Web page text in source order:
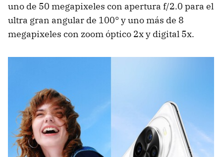
uno de 50 megapixeles con apertura f/2.0 para el
ultra gran angular de 100° y uno más de 8
megapixeles con zoom óptico 2x y digital 5x.